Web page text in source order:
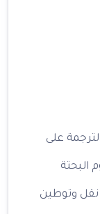
على
البحتة
نقل وتوطين